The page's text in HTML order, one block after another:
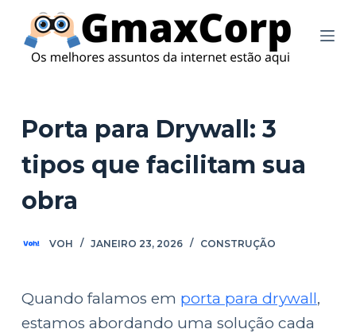
u
p
a
o
o
n
Porta para Drywall: 3
tipos que facilitam sua
obra
VOH JANEIRO 23, 2026 CONSTRUÇÃO
Quando falamos em porta para drywall,
estamos abordando uma solução cada